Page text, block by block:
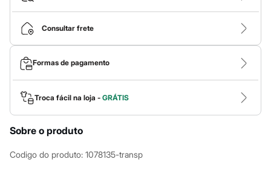
Vestidos
Acessórios
Bolsas
Bonés e Chapéus
Bijoux
Cintos
Óculos
Relógios
Calçados
Botas
Chinelos
Sandálias
Tênis
Consultar frete
Formas de pagamento
Troca fácil na loja - GRÁTIS
Sobre o produto
Codigo do produto: 1078135-transp